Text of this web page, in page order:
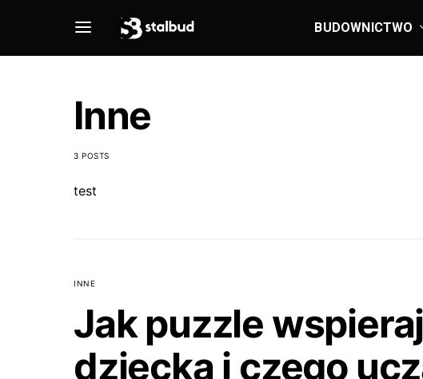
BUDOWNICTWO
Inne
3 POSTS
test
INNE
Jak puzzle
dziecka i czego